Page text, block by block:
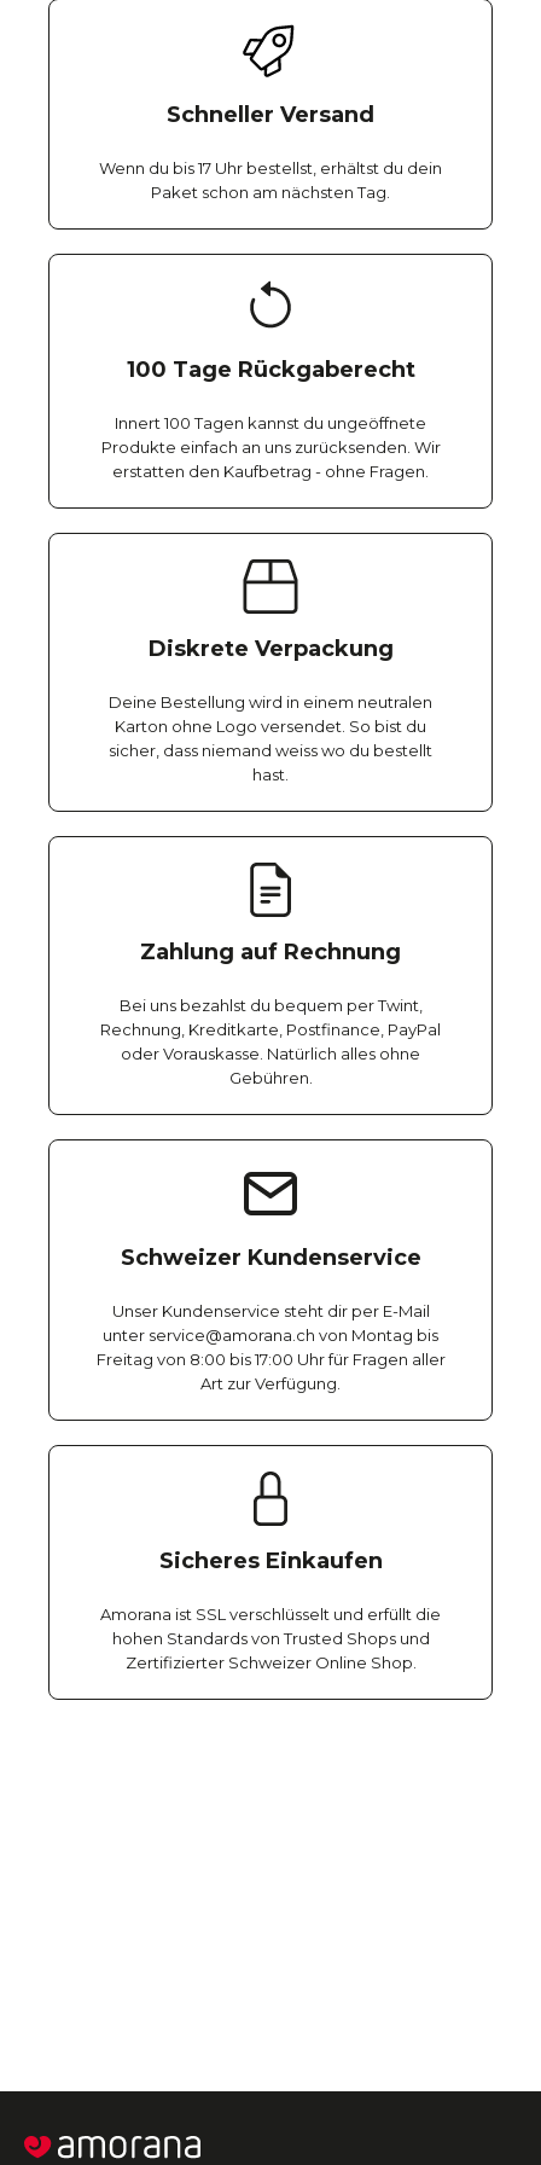
Schneller Versand
Wenn du bis 17 Uhr bestellst, erhältst du dein
Paket schon am nächsten Tag.
100 Tage Rückgaberecht
Innert 100 Tagen kannst du ungeöffnete
Produkte einfach an uns zurücksenden. Wir
erstatten den Kaufbetrag - ohne Fragen.
Diskrete Verpackung
Deine Bestellung wird in einem neutralen
Karton ohne Logo versendet. So bist du
sicher, dass niemand weiss wo du bestellt
hast.
Zahlung auf Rechnung
Bei uns bezahlst du bequem per Twint,
Rechnung, Kreditkarte, Postfinance, PayPal
oder Vorauskasse. Natürlich alles ohne
Gebühren.
Schweizer Kundenservice
Unser Kundenservice steht dir per E-Mail
unter service@amorana.ch von Montag bis
Freitag von 8:00 bis 17:00 Uhr für Fragen aller
Art zur Verfügung.
Sicheres Einkaufen
Amorana ist SSL verschlüsselt und erfüllt die
hohen Standards von Trusted Shops und
Zertifizierter Schweizer Online Shop.